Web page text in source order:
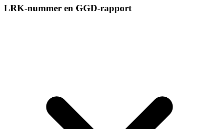
LRK-nummer en GGD-rapport